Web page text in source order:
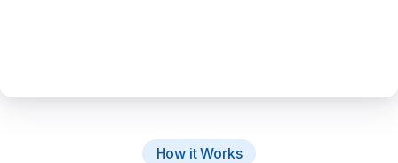
How it Works